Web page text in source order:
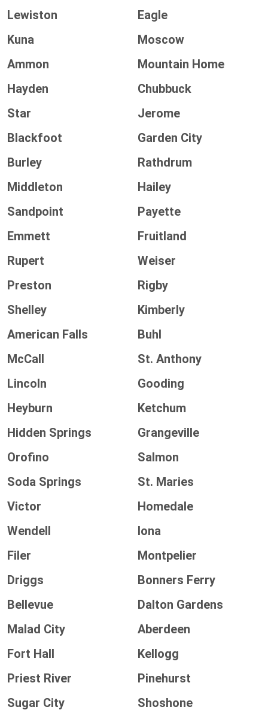
Lewiston
Eagle
Kuna
Moscow
Ammon
Mountain Home
Hayden
Chubbuck
Star
Jerome
Blackfoot
Garden City
Burley
Rathdrum
Middleton
Hailey
Sandpoint
Payette
Emmett
Fruitland
Rupert
Weiser
Preston
Rigby
Shelley
Kimberly
American Falls
Buhl
McCall
St. Anthony
Lincoln
Gooding
Heyburn
Ketchum
Hidden Springs
Grangeville
Orofino
Salmon
Soda Springs
St. Maries
Victor
Homedale
Wendell
Iona
Filer
Montpelier
Driggs
Bonners Ferry
Bellevue
Dalton Gardens
Malad City
Aberdeen
Fort Hall
Kellogg
Priest River
Pinehurst
Sugar City
Shoshone